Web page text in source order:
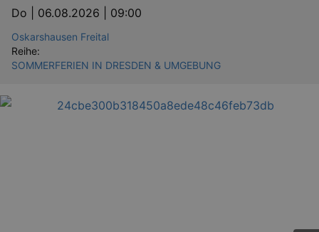
Do | 06.08.2026 | 09:00
Oskarshausen Freital
Reihe:
SOMMERFERIEN IN DRESDEN & UMGEBUNG